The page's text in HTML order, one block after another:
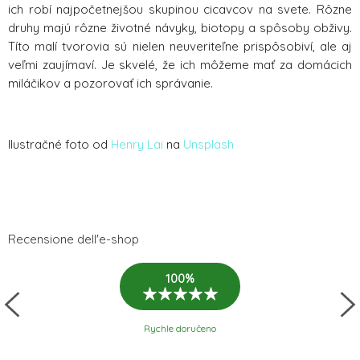
ich robí najpočetnejšou skupinou cicavcov na svete. Rôzne
druhy majú rôzne životné návyky, biotopy a spôsoby obživy.
Títo malí tvorovia sú nielen neuveriteľne prispôsobiví, ale aj
veľmi zaujímaví. Je skvelé, že ich môžeme mať za domácich
miláčikov a pozorovať ich správanie.
Ilustračné foto od Henry Lai na Unsplash
Recensione dell'e-shop
100%
Rychle doručeno